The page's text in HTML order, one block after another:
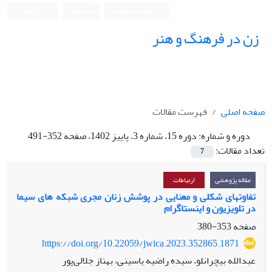
زن در فرهنگ و هنر
صفحه اصلی
فهرست مقالات
دوره و شماره:دوره 15، شماره 3، پاییز 1402، صفحه 352-491
تعداد مقالات:
7
مقاله پژوهشی ارتباطات
تفاوت‏های شکلی و معنایی در پوشش زنان مجری شبکه‏ های سیما
در تلویزیون و اینستاگرام
صفحه353-380
https://doi.org/10.22059/jwica.2023.352865.1871
عبدالله بیچرانلو، سیده راضیه یاسینی، بهناز جلالی‌پور